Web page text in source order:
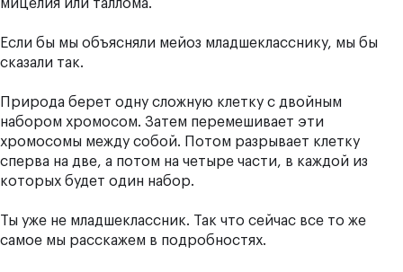
мицелия или таллома.
Если бы мы объясняли мейоз младшекласснику, мы бы
сказали так.
Природа берет одну сложную клетку с двойным
набором хромосом. Затем перемешивает эти
хромосомы между собой. Потом разрывает клетку
сперва на две, а потом на четыре части, в каждой из
которых будет один набор.
Ты уже не младшеклассник. Так что сейчас все то же
самое мы расскажем в подробностях.